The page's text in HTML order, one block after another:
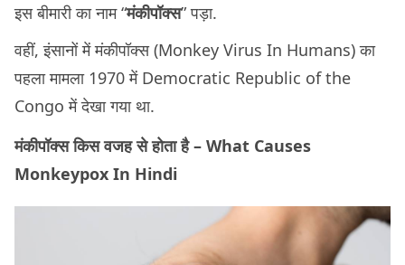
इस बीमारी का नाम “मंकीपॉक्स” पड़ा.
वहीं, इंसानों में मंकीपॉक्स (Monkey Virus In Humans) का
पहला मामला 1970 में Democratic Republic of the
Congo में देखा गया था.
मंकीपॉक्स किस वजह से होता है – What Causes
Monkeypox In Hindi